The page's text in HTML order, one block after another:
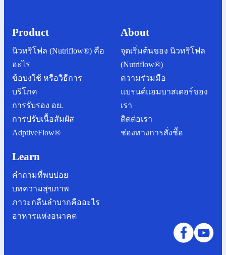
Product
นิวทริโฟล (Nutriflow®) คือ
อะไร
ข้อบงใช้ หรือวิธีการ
บริโภค
การรับรอง อย.
การปรับเนื้อสัมผัส
AdptiveFlow®
About
จุดเริ่มต้นของ นิวทริโฟล
(Nutriflow®)
ความร่วมมือ
แบรนด์แอมบาสเดอร์ของ
เรา
ติดต่อเรา
ช่องทางการสั่งซื้อ
Learn
คำถามที่พบบ่อย
บทความสุขภาพ
ภาวะกลืนลำบากคืออะไร
อาหารแห่งอนาคต